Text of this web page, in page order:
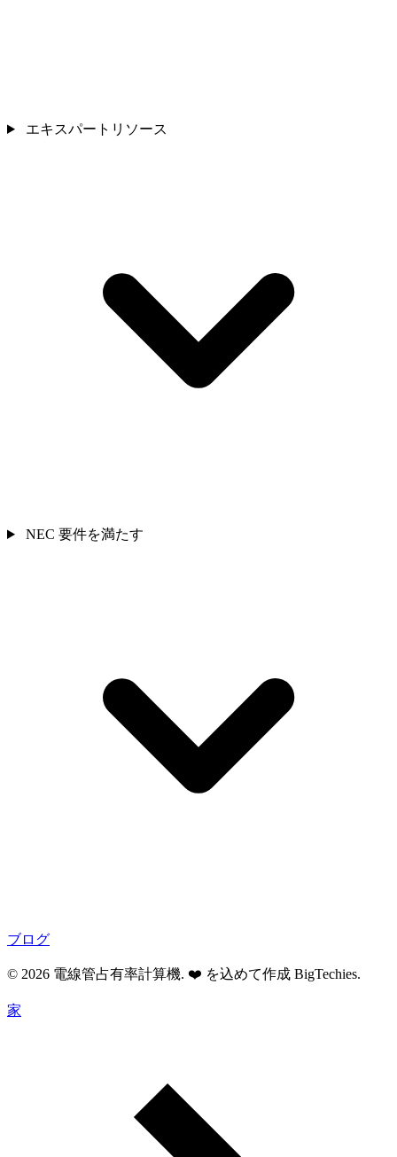
エキスパートリソース
NEC 要件を満たす
ブログ
© 2026 電線管占有率計算機. ❤️ を込めて作成 BigTechies.
家